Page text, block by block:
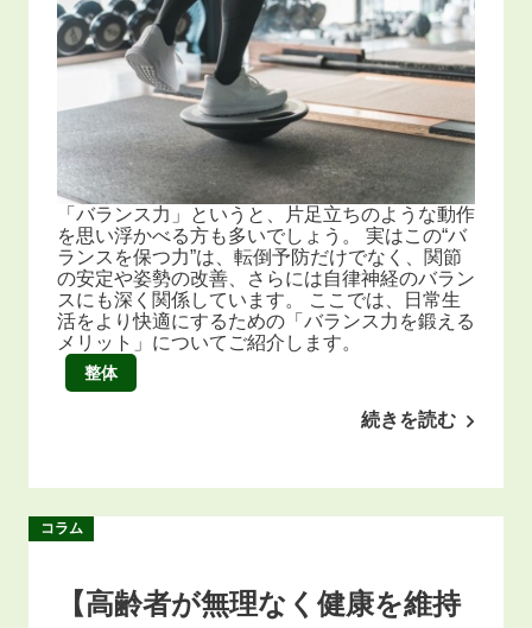
「バランス力」というと、片足立ちのような動作
を思い浮かべる方も多いでしょう。 実はこの“バ
ランスを保つ力”は、転倒予防だけでなく、関節
の安定や姿勢の改善、さらには自律神経のバラン
スにも深く関係しています。 ここでは、日常生
活をより快適にするための「バランス力を鍛える
メリット」についてご紹介します。
整体
続きを読む
コラム
【高齢者が無理なく健康を維持